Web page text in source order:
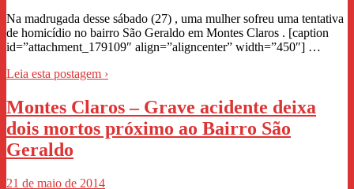
Na madrugada desse sábado (27) , uma mulher sofreu uma tentativa
de homicídio no bairro São Geraldo em Montes Claros . [caption
id=”attachment_179109″ align=”aligncenter” width=”450″] …
Leia esta postagem ›
Montes Claros – Grave acidente deixa
dois mortos próximo ao Bairro São
Geraldo
21 de maio de 2014